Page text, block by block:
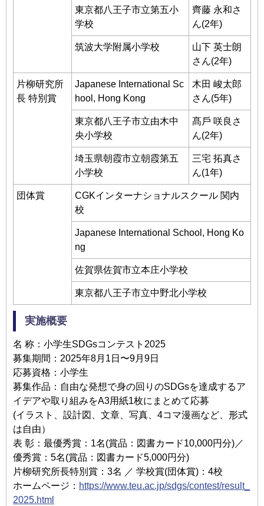
東京都⼋王⼦市⽴第五⼩
学校
⿑藤 永和さ
ん(2年)
筑波⼤学附属⼩学校
⼭下 英⼠朗
さん(2年)
⽚柳研究所
⻑ 特別賞
Japanese International Sc
hool, Hong Kong
⽊⽥ 峻太郎
さん(5年)
東京都⼋王⼦市⽴由⽊中
央⼩学校
髙⼾ 咲良さ
ん(2年)
埼⽟県朝霞市⽴朝霞第五
⼩学校
三宅 拓真さ
ん(1年)
団体賞
CGKインターナショナルスクール 関内
校
Japanese International School, Hong Ko
ng
佐賀県佐賀市⽴本庄⼩学校
東京都⼋王⼦市⽴中野北⼩学校
実施概要
名 称：⼩学⽣SDGsコンテスト2025
募集期間：2025年8⽉1⽇〜9⽉9⽇
応募資格：⼩学⽣
募集作品：⾃由な発想で⾝の回りのSDGsを達成するア
イデアや取り組みをA3⽤紙1枚にまとめて応募
(イラスト、設計図、⽂章、写真、4コマ漫画など、形式
は⾃由）
表 彰：最優秀賞：1名(賞品：図書カード10,000円分)／
優秀賞：5名(賞品：図書カード5,000円分)
⽚柳研究所⻑特別賞：3名 ／ 学校賞(団体賞)：4校
ホームページ： https://www.teu.ac.jp/sdgs/contest/result_
2025.html